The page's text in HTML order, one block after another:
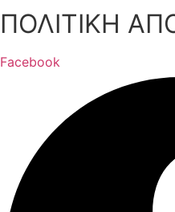
ΠΟΛΙΤΙΚΗ
Facebook